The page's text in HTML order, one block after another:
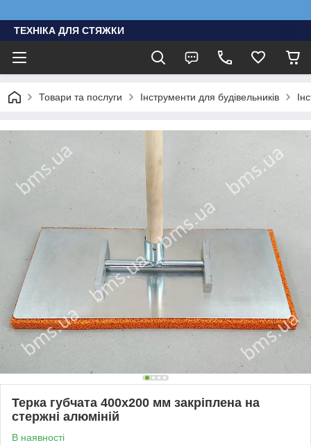
ТЕХНІКА ДЛЯ СТЯЖКИ
Товари та послуги Інструменти для будівельників
Терка губчата 400х200 мм закріплена на
стержні алюміній
В наявності